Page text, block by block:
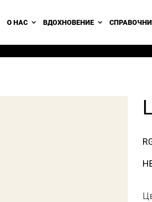
О НАС ВДОХНОВЕНИЕ